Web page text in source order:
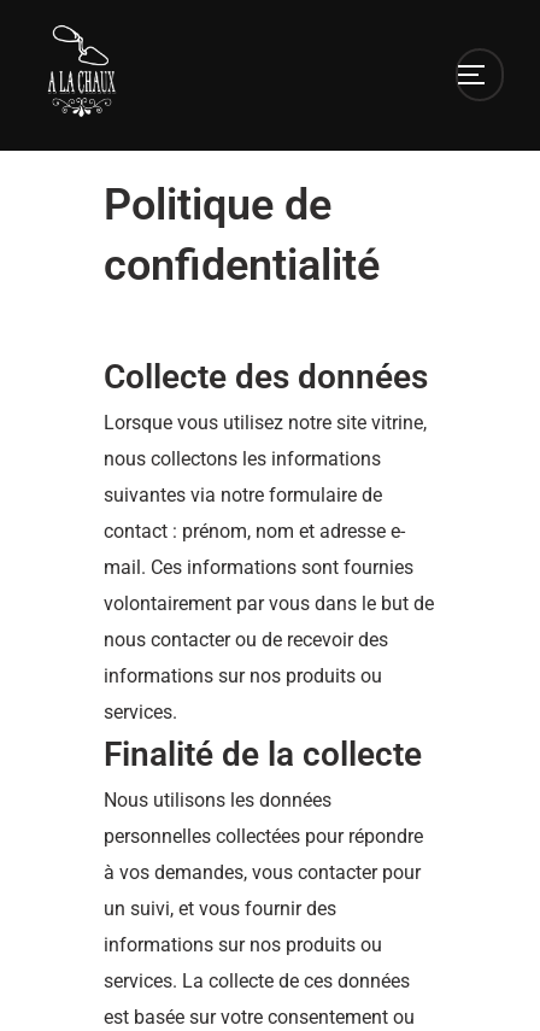
Politique de
confidentialité
Collecte des données
Lorsque vous utilisez notre site vitrine,
nous collectons les informations
suivantes via notre formulaire de
contact : prénom, nom et adresse e-
mail. Ces informations sont fournies
volontairement par vous dans le but de
nous contacter ou de recevoir des
informations sur nos produits ou
services.
Finalité de la collecte
Nous utilisons les données
personnelles collectées pour répondre
à vos demandes, vous contacter pour
un suivi, et vous fournir des
informations sur nos produits ou
services. La collecte de ces données
est basée sur votre consentement ou